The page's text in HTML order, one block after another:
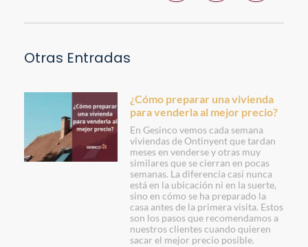
Otras Entradas
¿Cómo preparar una vivienda
para venderla al mejor precio?
En Gesinco vemos cada semana
viviendas de Ontinyent que tardan
meses en venderse y otras muy
similares que se cierran en pocas
semanas. La diferencia casi nunca
está en la ubicación ni en la suerte,
sino en cómo se ha preparado la
casa antes de la primera visita. Estos
son los pasos que recomendamos a
nuestros clientes cuando quieren
sacar el mejor precio posible.